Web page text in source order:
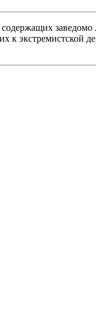
к экстремистской